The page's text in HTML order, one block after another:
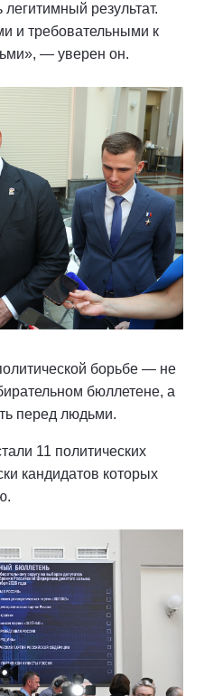
результат.
и требовательными к
— уверен он.
борьбе — не
бюллетене, а
перед людьми.
11 политических
кандидатов которых